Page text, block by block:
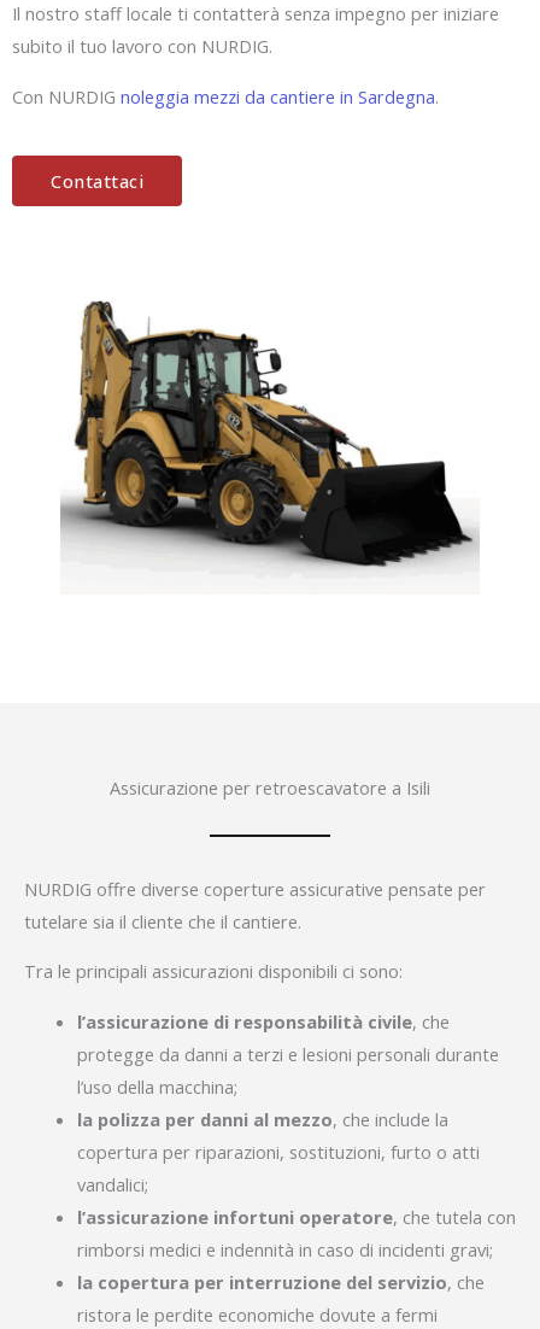
Il nostro staff locale ti contatterà senza impegno per iniziare
subito il tuo lavoro con NURDIG.
Con NURDIG noleggia mezzi da cantiere in Sardegna.
Contattaci
Assicurazione per retroescavatore a Isili
NURDIG offre diverse coperture assicurative pensate per
tutelare sia il cliente che il cantiere.
Tra le principali assicurazioni disponibili ci sono:
l’assicurazione di responsabilità civile, che
protegge da danni a terzi e lesioni personali durante
l’uso della macchina;
la polizza per danni al mezzo, che include la
copertura per riparazioni, sostituzioni, furto o atti
vandalici;
l’assicurazione infortuni operatore, che tutela con
rimborsi medici e indennità in caso di incidenti gravi;
la copertura per interruzione del servizio, che
ristora le perdite economiche dovute a fermi